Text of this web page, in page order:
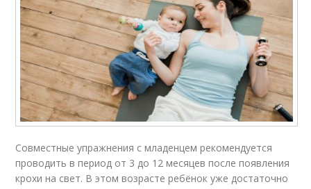
Совместные упражнения с младенцем рекомендуется
проводить в период от 3 до 12 месяцев после появления
крохи на свет. В этом возрасте ребёнок уже достаточно